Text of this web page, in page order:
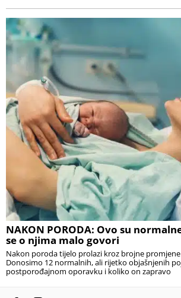
NAKON PORODA: Ovo su
se o njima malo govori
Nakon poroda tijelo prolazi kroz brojne
Donosimo 12 normalnih, ali rijetko objašnjenih
postporođajnom oporavku i koliko on zapravo